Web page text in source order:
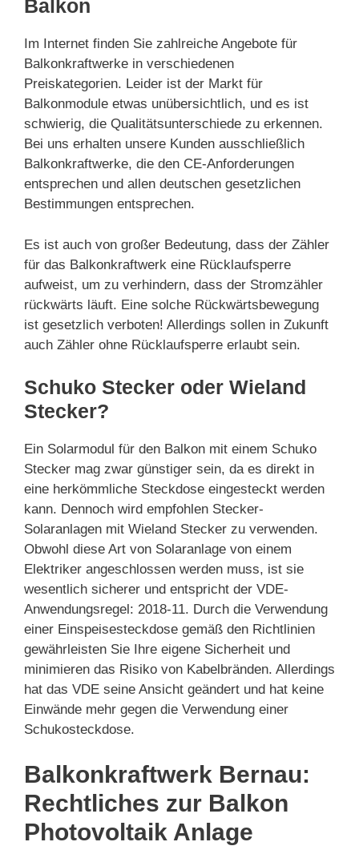
Balkon
Im Internet finden Sie zahlreiche Angebote für
Balkonkraftwerke in verschiedenen
Preiskategorien. Leider ist der Markt für
Balkonmodule etwas unübersichtlich, und es ist
schwierig, die Qualitätsunterschiede zu erkennen.
Bei uns erhalten unsere Kunden ausschließlich
Balkonkraftwerke, die den CE-Anforderungen
entsprechen und allen deutschen gesetzlichen
Bestimmungen entsprechen.
Es ist auch von großer Bedeutung, dass der Zähler
für das Balkonkraftwerk eine Rücklaufsperre
aufweist, um zu verhindern, dass der Stromzähler
rückwärts läuft. Eine solche Rückwärtsbewegung
ist gesetzlich verboten! Allerdings sollen in Zukunft
auch Zähler ohne Rücklaufsperre erlaubt sein.
Schuko Stecker oder Wieland
Stecker?
Ein Solarmodul für den Balkon mit einem Schuko
Stecker mag zwar günstiger sein, da es direkt in
eine herkömmliche Steckdose eingesteckt werden
kann. Dennoch wird empfohlen Stecker-
Solaranlagen mit Wieland Stecker zu verwenden.
Obwohl diese Art von Solaranlage von einem
Elektriker angeschlossen werden muss, ist sie
wesentlich sicherer und entspricht der VDE-
Anwendungsregel: 2018-11. Durch die Verwendung
einer Einspeisesteckdose gemäß den Richtlinien
gewährleisten Sie Ihre eigene Sicherheit und
minimieren das Risiko von Kabelbränden. Allerdings
hat das VDE seine Ansicht geändert und hat keine
Einwände mehr gegen die Verwendung einer
Schukosteckdose.
Balkonkraftwerk Bernau:
Rechtliches zur Balkon
Photovoltaik Anlage